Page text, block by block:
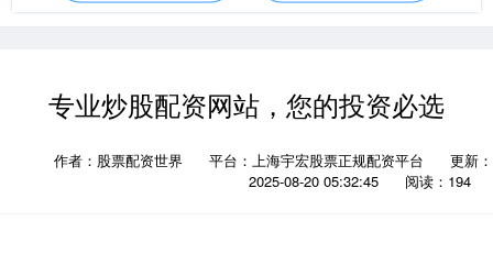
专业炒股配资网站，您的投资必选
作者：股票配资世界 平台：上海宇宏股票正规配资平台
更新：
2025-08-20 05:32:45
阅读：194